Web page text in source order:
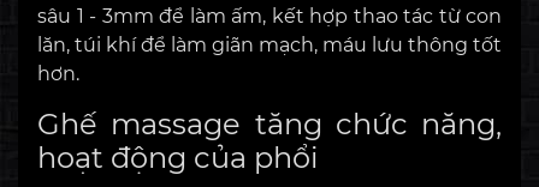
sâu 1 - 3mm để làm ấm, kết hợp thao tác từ con
lăn, túi khí để làm giãn mạch, máu lưu thông tốt
hơn.
Ghế massage tăng chức năng,
hoạt động của phổi